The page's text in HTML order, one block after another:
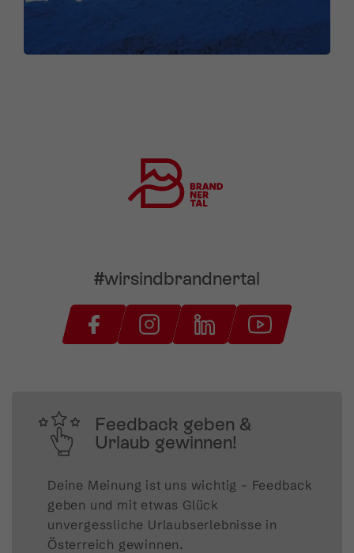
#wirsindbrandnertal
Feedback geben &
Urlaub gewinnen!
Deine Meinung ist uns wichtig – Feedback
geben und mit etwas Glück
unvergessliche Urlaubserlebnisse in
Österreich gewinnen.